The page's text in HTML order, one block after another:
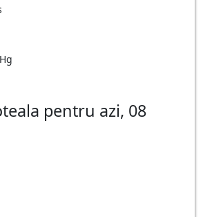
pentru azi, 08